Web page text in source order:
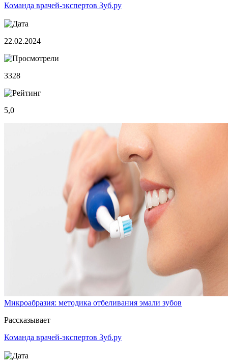
Команда врачей-экспертов Зуб.ру
22.02.2024
3328
5,0
Микроабразия: методика отбеливания эмали зубов
Рассказывает
Команда врачей-экспертов Зуб.ру